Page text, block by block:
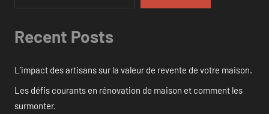
Recent Posts
L’impact des artisans sur la valeur de revente de votre maison.
Les défis courants en rénovation de maison et comment les
surmonter.